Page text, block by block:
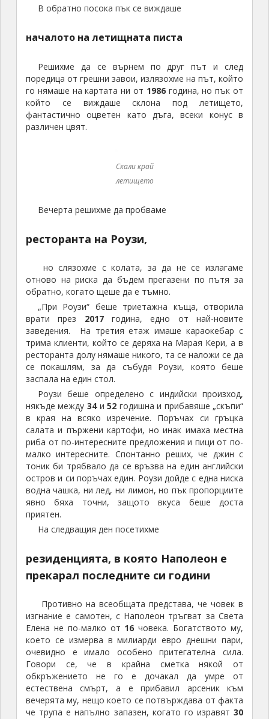
В обратно посока пък се виждаше
началото на летищната писта
Решихме да се върнем по друг път и след
поредица от грешни завои, излязохме на път, който
го нямаше на картата ни от 1986година, но пък от
който се виждаше склона под летището,
фантастично оцветен като дъга, всеки конус в
различен цвят.
Скали край
летището
Вечерта решихме да пробваме
ресторанта на Роузи,
но слязохме с колата, за да не се излагаме
отново на риска да бъдем прегазени по пътя за
обратно, когато щеше да е тъмно.
„При Роузи“ беше триетажна къща, отворила
врати през 2017година, едно от най-новите
заведения. На третия етаж имаше караокебар с
трима клиенти, който се деряха на Марая Кери, а в
ресторанта долу нямаше никого, та се наложи се да
се покашлям, за да събудя Роузи, която беше
заспала на един стол.
Роузи беше определено с индийски произход,
някъде между 34 и 52 годишна и прибавяше „скъпи“
в края на всяко изречение. Поръчах си гръцка
салата и пържени картофи, но инак имаха местна
риба от по-интересните предложения и пици от по-
малко интересните. Спонтанно реших, че джин с
тоник би трябвало да се връзва на един английски
остров и си поръчах един. Роузи дойде с една ниска
водна чашка, ни лед, ни лимон, но пък пропорциите
явно бяха точни, защото вкуса беше доста
приятен.
На следващия ден посетихме
резиденцията, в която Наполеон е
прекарал последните си години
Противно на всеобщата представа, че човек в
изгнание е самотен, с Наполеон тръгват за Света
Елена не по-малко от 16 човека. Богатството му,
което се измерва в милиарди евро днешни пари,
очевидно е имало особено притегателна сила.
Говори се, че в крайна сметка някой от
обкръжението не го е дочакал да умре от
естествена смърт, а е прибавил арсеник към
вечерята му, нещо което се потвърждава от факта
че трупа е напълно запазен, когато го изравят30